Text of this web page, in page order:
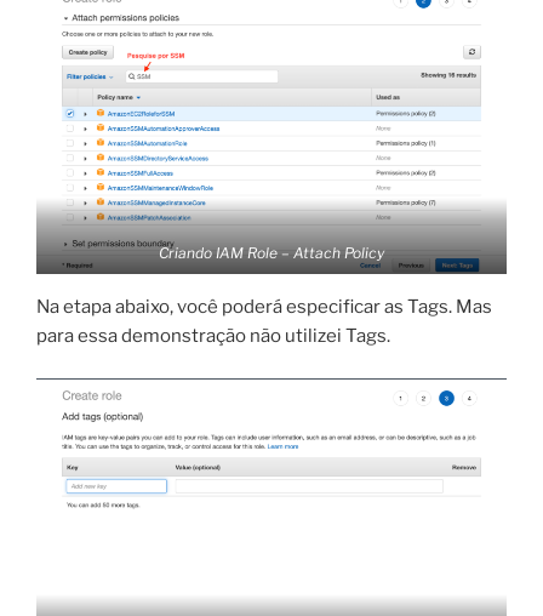
Criando IAM Role – Attach Policy
Na etapa abaixo, você poderá especificar as Tags. Mas
para essa demonstração não utilizei Tags.